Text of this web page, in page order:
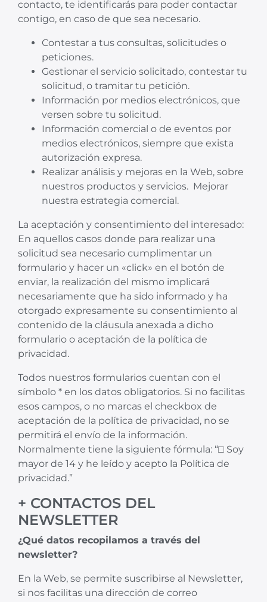
contacto, te identificarás para poder contactar
contigo, en caso de que sea necesario.
Contestar a tus consultas, solicitudes o
peticiones.
Gestionar el servicio solicitado, contestar tu
solicitud, o tramitar tu petición.
Información por medios electrónicos, que
versen sobre tu solicitud.
Información comercial o de eventos por
medios electrónicos, siempre que exista
autorización expresa.
Realizar análisis y mejoras en la Web, sobre
nuestros productos y servicios. Mejorar
nuestra estrategia comercial.
La aceptación y consentimiento del interesado:
En aquellos casos donde para realizar una
solicitud sea necesario cumplimentar un
formulario y hacer un «click» en el botón de
enviar, la realización del mismo implicará
necesariamente que ha sido informado y ha
otorgado expresamente su consentimiento al
contenido de la cláusula anexada a dicho
formulario o aceptación de la política de
privacidad.
Todos nuestros formularios cuentan con el
símbolo * en los datos obligatorios. Si no facilitas
esos campos, o no marcas el checkbox de
aceptación de la política de privacidad, no se
permitirá el envío de la información.
Normalmente tiene la siguiente fórmula: “□ Soy
mayor de 14 y he leído y acepto la Política de
privacidad.”
+ CONTACTOS DEL
NEWSLETTER
¿Qué datos recopilamos a través del
newsletter?
En la Web, se permite suscribirse al Newsletter,
si nos facilitas una dirección de correo